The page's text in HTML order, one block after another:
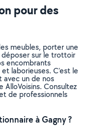
pour des
meubles, porter une
déposer sur le trottoir
encombrants
laborieuses. C’est le
un de nos
Consultez
de professionnels
à Gagny ?